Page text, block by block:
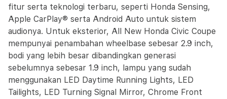
fitur serta teknologi terbaru, seperti Honda Sensing,
Apple CarPlay® serta Android Auto untuk sistem
audionya. Untuk eksterior, All New Honda Civic Coupe
mempunyai penambahan wheelbase sebesar 2.9 inch,
bodi yang lebih besar dibandingkan generasi
sebelumnya sebesar 1.9 inch, lampu yang sudah
menggunakan LED Daytime Running Lights, LED
Tailights, LED Turning Signal Mirror, Chrome Front